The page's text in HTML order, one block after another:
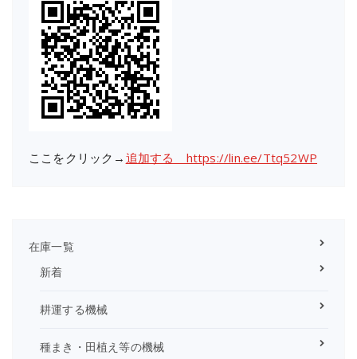
ここをクリック→ 追加する https://lin.ee/Ttq52WP
在庫一覧
新着
耕運する機械
種まき・田植え等の機械